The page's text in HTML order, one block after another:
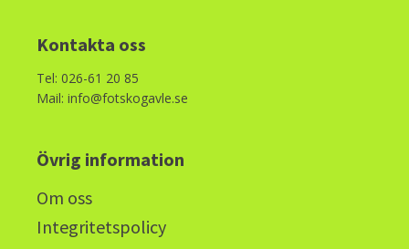
Kontakta oss
Tel: 026-61 20 85
Mail: info@fotskogavle.se
Övrig information
Om oss
Integritetspolicy